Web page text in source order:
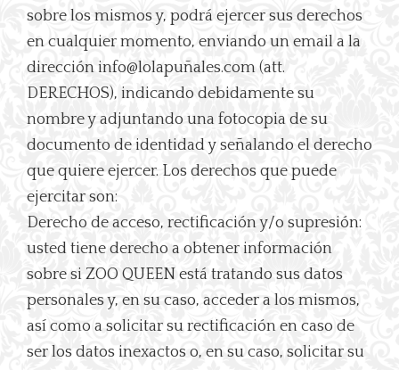
sobre los mismos y, podrá ejercer sus derechos
en cualquier momento, enviando un email a la
dirección info@lolapuñales.com (att.
DERECHOS), indicando debidamente su
nombre y adjuntando una fotocopia de su
documento de identidad y señalando el derecho
que quiere ejercer. Los derechos que puede
ejercitar son:
Derecho de acceso, rectificación y/o supresión:
usted tiene derecho a obtener información
sobre si ZOO QUEEN está tratando sus datos
personales y, en su caso, acceder a los mismos,
así como a solicitar su rectificación en caso de
ser los datos inexactos o, en su caso, solicitar su